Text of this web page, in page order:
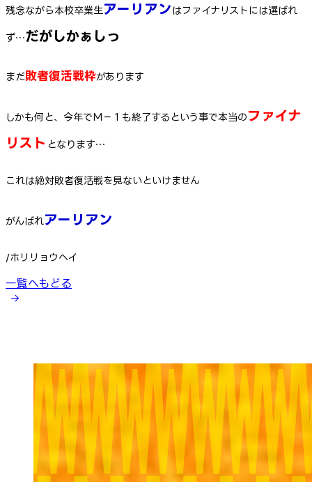
残念ながら本校卒業生 アーリアン はファイナリストには選ばれ
ず… だがしかぁしっ
まだ敗者復活戦枠があります
しかも何と、今年でＭ－１も終了するという事で本当の ファイナ
リスト となります…
これは絶対敗者復活戦を見ないといけません
がんばれ アーリアン
/ホリリョウヘイ
一覧へもどる